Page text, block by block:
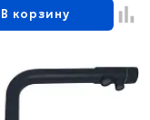
В корзину